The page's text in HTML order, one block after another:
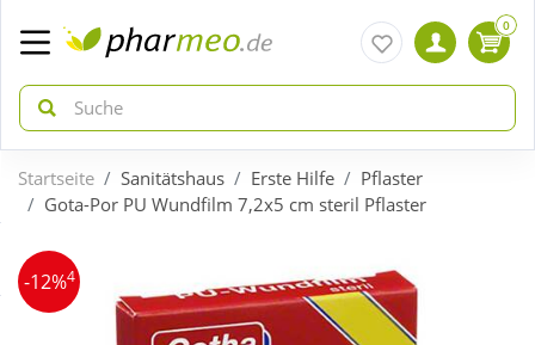
zurück
ÜBERSICHT AKTIONEN
Aktuelle Coupons
zurück
ÜBERSICHT KATEGORIEN
Arzneimittel
0
Startseite Sanitätshaus Erste Hilfe
Pflaster
Gota-Por PU Wundfilm 7,2x5 cm steril Pflaster
-12%4